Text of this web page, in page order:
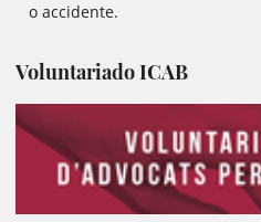
o accidente.
Voluntariado ICAB